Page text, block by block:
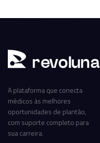
revoluna
A plataforma que conecta
médicos às melhores
oportunidades de plantão,
com suporte completo para
sua carreira.